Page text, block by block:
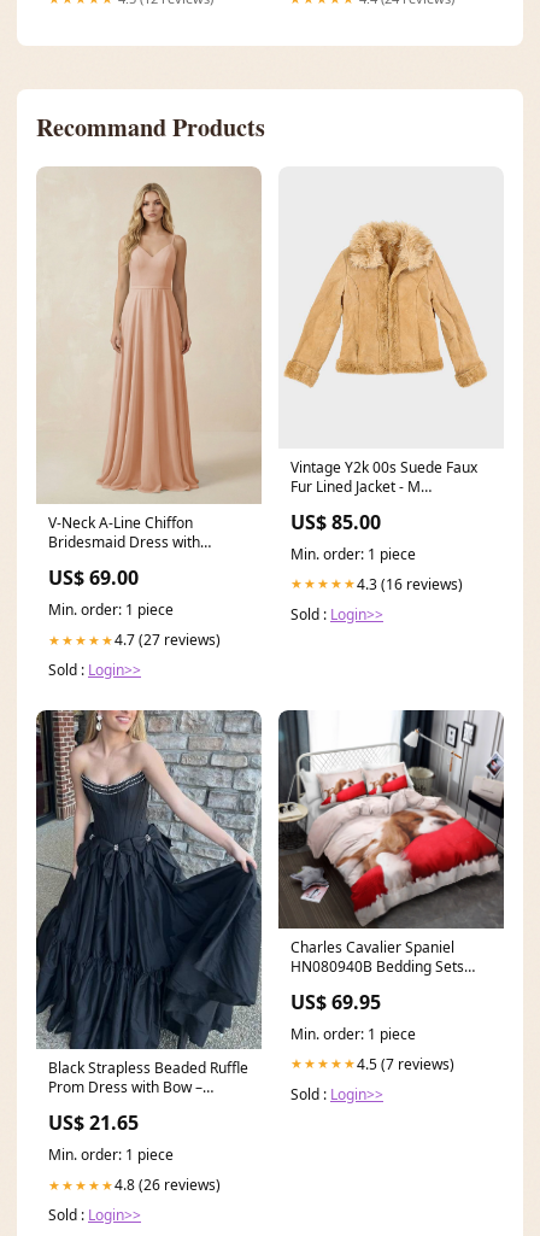
Recommand Products
V-Neck A-Line Chiffon
Bridesmaid Dress with
Champagne Rose Size:24
US$ 69.00
Min. order: 1 piece
★★★★★4.7 (27 reviews)
Sold : Login>>
Vintage Y2k 00s Suede Faux
Fur Lined Jacket - M
US$ 85.00
Min. order: 1 piece
★★★★★4.3 (16 reviews)
Sold : Login>>
Black Strapless Beaded Ruffle
Prom Dress with Bow –
US$ 21.65
Min. order: 1 piece
★★★★★4.8 (26 reviews)
Sold : Login>>
Charles Cavalier Spaniel
HN080940B Bedding Sets
US$ 69.95
Min. order: 1 piece
★★★★★4.5 (7 reviews)
Sold : Login>>